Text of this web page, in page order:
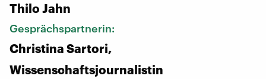
Thilo Jahn
Gesprächspartnerin:
Christina Sartori,
Wissenschaftsjournalistin